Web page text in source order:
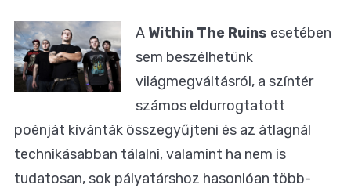
A Within The Ruins esetében
sem beszélhetünk
világmegváltásról, a színtér
számos eldurrogtatott
poénját kívánták összegyűjteni és az átlagnál
technikásabban tálalni, valamint ha nem is
tudatosan, sok pályatárshoz hasonlóan több-